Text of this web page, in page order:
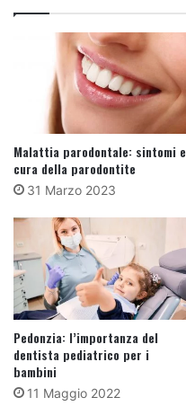
Malattia parodontale: sintomi e
cura della parodontite
31 Marzo 2023
Pedonzia: l’importanza del
dentista pediatrico per i
bambini
11 Maggio 2022